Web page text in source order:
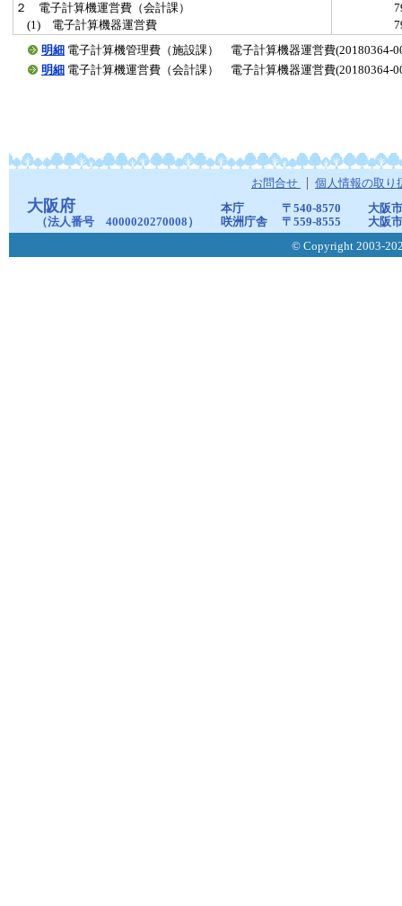
２ 電子計算機運営費（会計課）
(1) 電子計算機器運営費
明細 電子計算機管理費（施設課） 電子計算機器運営費(20180364-
明細 電子計算機運営費（会計課） 電子計算機器運営費(20180364-
お問合せ 個人情報の取り
大阪府
（法人番号 4000020270008）
本庁 〒540-8570
大阪
咲洲庁舎
〒559-8555
大阪
© Copyright 2003-